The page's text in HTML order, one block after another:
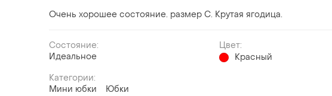
Очень хорошее состояние. размер С. Крутая ягодица.
Состояние:
Идеальное
Цвет:
Красный
Категории:
Мини юбки
Юбки